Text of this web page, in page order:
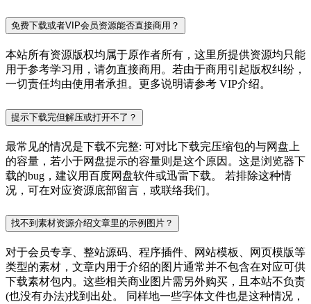
免费下载或者VIP会员资源能否直接商用？
本站所有资源版权均属于原作者所有，这里所提供资源均只能
用于参考学习用，请勿直接商用。若由于商用引起版权纠纷，
一切责任均由使用者承担。更多说明请参考 VIP介绍。
提示下载完但解压或打开不了？
最常见的情况是下载不完整: 可对比下载完压缩包的与网盘上
的容量，若小于网盘提示的容量则是这个原因。这是浏览器下
载的bug，建议用百度网盘软件或迅雷下载。 若排除这种情
况，可在对应资源底部留言，或联络我们。
找不到素材资源介绍文章里的示例图片？
对于会员专享、整站源码、程序插件、网站模板、网页模版等
类型的素材，文章内用于介绍的图片通常并不包含在对应可供
下载素材包内。这些相关商业图片需另外购买，且本站不负责
(也没有办法)找到出处。 同样地一些字体文件也是这种情况，